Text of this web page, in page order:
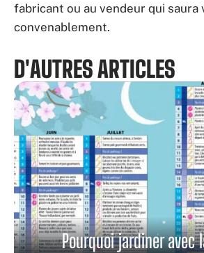
fabricant ou au vendeur qui saura
convenablement.
D'AUTRES ARTICLES
Pourquoi jardiner avec